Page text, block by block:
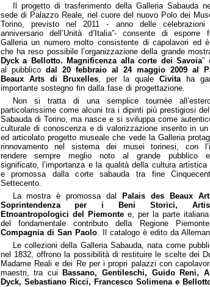
Il progetto di trasferimento della Galleria Sabauda
sede di Palazzo Reale, nel cuore del nuovo Polo dei
Torino, previsto nel 2011 - anno delle celebrazioni
anniversario dell’Unità d’Italia”- consente di esporre
Galleria un numero molto consistente di capolavori ed
che ha reso possibile l’organizzazione della grande
Dyck a Bellotto. Magnificenza alla corte dei Savoia”
al pubblico dal 20 febbraio al 24 maggio 2009 al
Beaux Arts di Bruxelles, per la quale Civitaha
importante sostegno fin dalla fase di progettazione.
Non si tratta di una semplice tournée
particolarissime come alcuni tra i dipinti più prestigiosi
Sabauda di Torino, ma nasce e si sviluppa come
culturale di conoscenza e di valorizzazione inserito in
ed articolato progetto museale che vede la Galleria
rinnovamento nel sistema dei musei torinesi, con
rendere sempre meglio noto al grande pubblico
significato, l’importanza e la qualità della cultura artistica
e promossa dalla corte sabauda tra fine
Settecento.
La mostra è promossa dal
Palais des Beaux
Soprintendenza per i Beni Storici,
Etnoantropologici del Piemontee, per la parte
del fondamentale contributo della Regione
Compagnia di San Paolo. Il catalogo è edito da
Le collezioni della Galleria Sabauda, nata come
nel 1832, offrono la possibilità di restituire le scelte dei
Madame Reali e dei Re per i propri palazzi con
maestri, tra cui
Bassano, Gentileschi, Guido Reni,
Dyck, Sebastiano Ricci, Francesco Solimena e